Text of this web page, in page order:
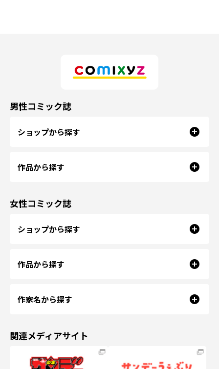
男性コミック誌
ショップから探す
作品から探す
女性コミック誌
ショップから探す
作品から探す
作家名から探す
関連メディアサイト